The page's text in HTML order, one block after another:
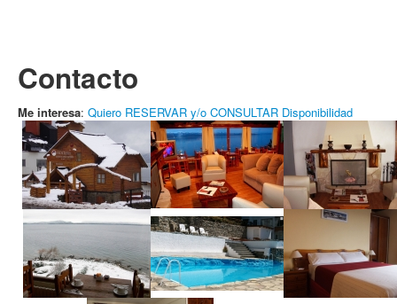
Contacto
Me interesa: Quiero RESERVAR y/o CONSULTAR Disponibilidad